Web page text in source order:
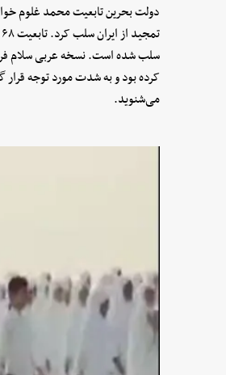
دولت بحرین تابعیت محمد غلوم
سلب شده است. نسخه عربی سلام
کرده بود و به شدت مورد توجه قرار
می‌شنوید.